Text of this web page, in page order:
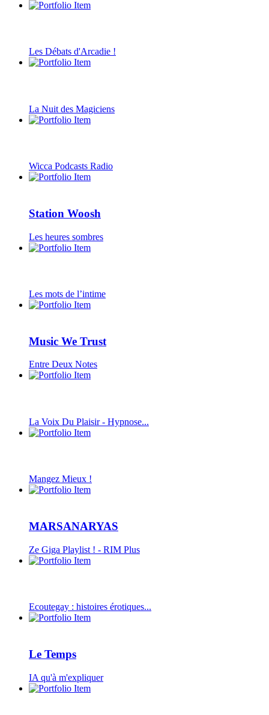
Les Débats d'Arcadie !
La Nuit des Magiciens
Wicca Podcasts Radio
Station Woosh
Les heures sombres
Les mots de l’intime
Music We Trust
Entre Deux Notes
La Voix Du Plaisir - Hypnose...
Mangez Mieux !
MARSANARYAS
Ze Giga Playlist ! - RIM Plus
Ecoutegay : histoires érotiques...
Le Temps
IA qu'à m'expliquer